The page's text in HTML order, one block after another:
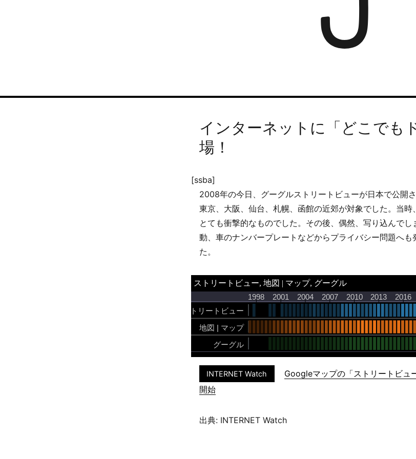
インターネットに「どこでも
場！
[ssba]
2008年の今日、グーグルストリートビューが日本で公開
東京、大阪、仙台、札幌、函館の近郊が対象でした。当時
とても衝撃的なものでした。その後、偶然、写り込んでし
動、車のナンバープレートなどからプライバシー問題へも
た。
INTERNET Watch
Googleマップの「ストリートビュ
開始
出典: INTERNET Watch